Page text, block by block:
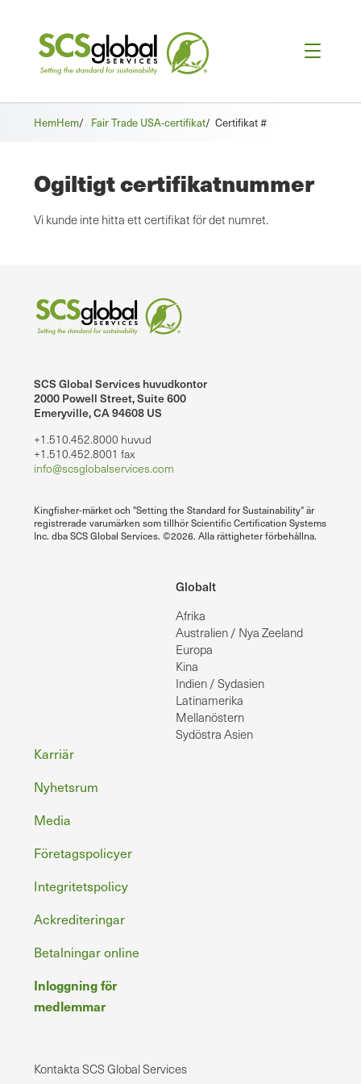
Hem /
Hem Fair Trade USA-certifikat/ Certifikat #
Ogiltigt certifikatnummer
Vi kunde inte hitta ett certifikat för det numret.
SCS Global Services huvudkontor
2000 Powell Street, Suite 600
Emeryville, CA 94608 US
+1.510.452.8000 huvud
+1.510.452.8001 fax
info@scsglobalservices.com
Kingfisher-märket och "Setting the Standard for Sustainability" är
registrerade varumärken som tillhör Scientific Certification Systems
Inc. dba SCS Global Services. ©2026. Alla rättigheter förbehållna.
Globalt
Afrika
Australien / Nya Zeeland
Europa
Kina
Indien / Sydasien
Latinamerika
Mellanöstern
Sydöstra Asien
Sidfot
Karriär
Nyhetsrum
Media
Företagspolicyer
Integritetspolicy
Ackrediteringar
Betalningar online
Inloggning för
medlemmar
Kontakta SCS Global Services